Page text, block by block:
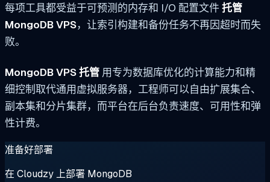
每项工具都受益于可预测的内存和 I/O 配置文件托管
MongoDB VPS，让索引构建和备份任务不再因超时而失
败。
MongoDB VPS 托管 用专为数据库优化的计算能力和精
细控制取代通用虚拟服务器，工程师可以自由扩展集合、
副本集和分片集群，而平台在后台负责速度、可用性和弹
性计费。
准备好部署
在 Cloudzy 上部署 MongoDB